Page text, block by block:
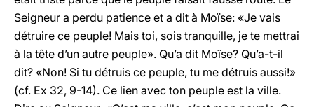
Seigneur a perdu patience et a dit à Moïse: «Je vais
détruire ce peuple! Mais toi, sois tranquille, je te mettrai
à la tête d’un autre peuple». Qu’a dit Moïse? Qu’a-t-il
dit? «Non! Si tu détruis ce peuple, tu me détruis aussi!»
(cf. Ex 32, 9-14). Ce lien avec ton peuple est la ville.